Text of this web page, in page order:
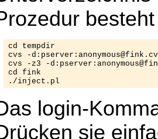
cd tempdir
cvs -d:pserver:
cvs -z3 -d:pserver:
cd fink
./inject.pl
login-
sie